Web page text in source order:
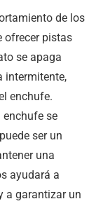
de los
ofrecer pistas
se apaga
intermitente,
enchufe.
enchufe se
ser un
una
ayudará a
a garantizar un